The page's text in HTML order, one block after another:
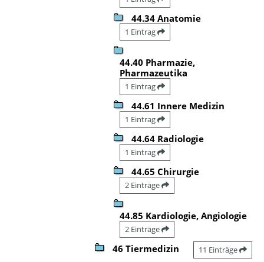
44.34 Anatomie
1 Eintrag
44.40 Pharmazie,
Pharmazeutika
1 Eintrag
44.61 Innere Medizin
1 Eintrag
44.64 Radiologie
1 Eintrag
44.65 Chirurgie
2 Einträge
44.85 Kardiologie, Angiologie
2 Einträge
46 Tiermedizin 11 Einträge